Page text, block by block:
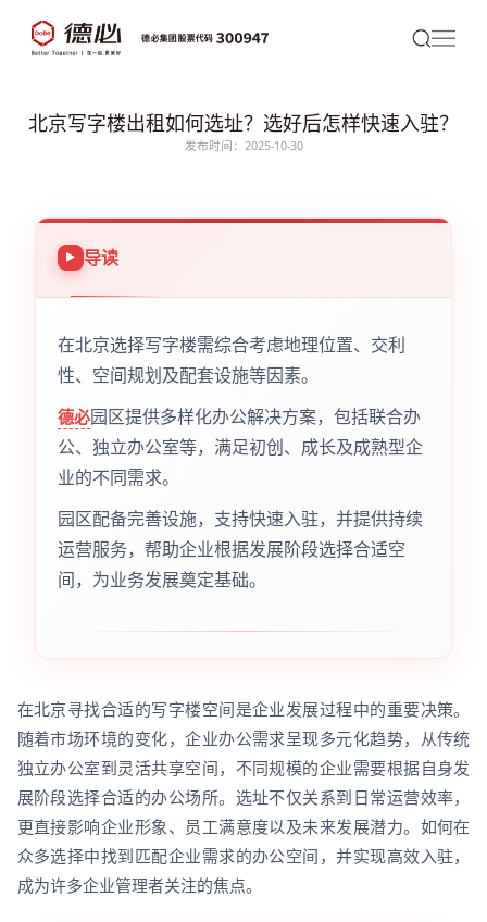
北京写字楼出租如何选址？选好后怎样快速入驻？
发布时间：2025-10-30
导读
在北京选择写字楼需综合考虑地理位置、交利
性、空间规划及配套设施等因素。
德必园区提供多样化办公解决方案，包括联合办
公、独立办公室等，满足初创、成长及成熟型企
业的不同需求。
园区配备完善设施，支持快速入驻，并提供持续
运营服务，帮助企业根据发展阶段选择合适空
间，为业务发展奠定基础。
在北京寻找合适的写字楼空间是企业发展过程中的重要决策。
随着市场环境的变化，企业办公需求呈现多元化趋势，从传统
独立办公室到灵活共享空间，不同规模的企业需要根据自身发
展阶段选择合适的办公场所。选址不仅关系到日常运营效率，
更直接影响企业形象、员工满意度以及未来发展潜力。如何在
众多选择中找到匹配企业需求的办公空间，并实现高效入驻，
成为许多企业管理者关注的焦点。